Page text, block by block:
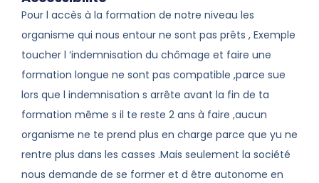
Pour l accès à la formation de notre niveau les
organisme qui nous entour ne sont pas prêts , Exemple
toucher l ‘indemnisation du chômage et faire une
formation longue ne sont pas compatible ,parce sue
lors que l indemnisation s arrête avant la fin de ta
formation même s il te reste 2 ans à faire ,aucun
organisme ne te prend plus en charge parce que yu ne
rentre plus dans les casses .Mais seulement la société
nous demande de se former et d être autonome en